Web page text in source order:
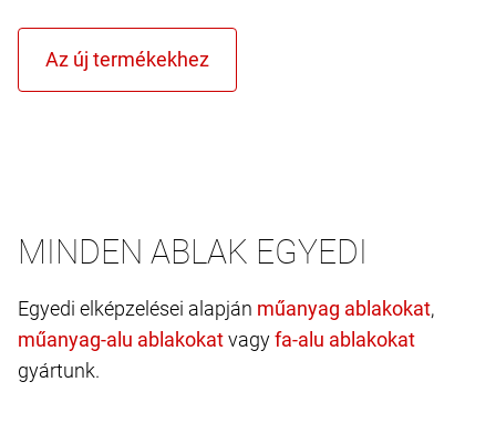
MINDEN ABLAK EGYEDI
Egyedi elképzelései alapján
,
vagy
gyártunk.